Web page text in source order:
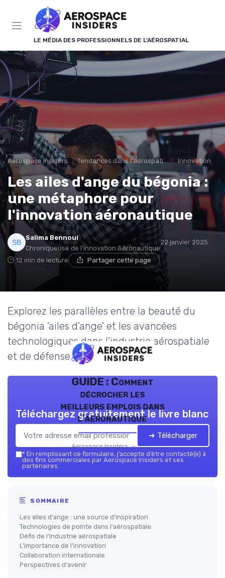
LE MÉDIA DES PROFESSIONNELS DE L'AÉROSPATIAL
Aerospace Insiders Tendances dans l'aérospatial Innovation
Les ailes d'ange du bégonia :
une métaphore pour
l'innovation aéronautique
Salima Bennoui
Chroniqueuse de l'Innovation Aéronautique
22 janvier 2025
12 min de lecture Partager cette page
Explorez les parallèles entre la beauté du
bégonia 'ailes d'ange' et les avancées
technologiques dans l'industrie aérospatiale
et de défense.
GUIDE : Comment
décrocher les
meilleurs emplois dans
l’aéronautique
Aerospace Insiders — 2026
Téléchargez gratuitement le livre blanc
➔ Télécharger
* En remplissant ce formulaire, j’accepte d’être contacté(e) à
des fins commerciales par Aerospace Insiders et ses
partenaires.
SOMMAIRE
Les ailes d'ange : une source d'inspiration
Technologies de pointe dans l'aérospatiale
Défis de l'industrie aérospatiale
L'importance de l'innovation
Collaboration internationale
Perspectives d'avenir
Panneau de gestion des cookies